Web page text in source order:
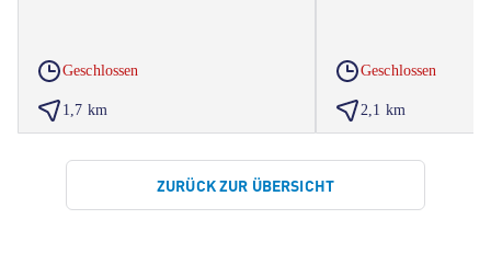
Geschlossen
1,7 km
Geschlossen
2,1 km
ZURÜCK ZUR ÜBERSICHT